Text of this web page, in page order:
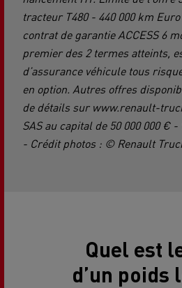
tracteur T480 - 440 000 km
contrat de garantie ACCESS 6
premier des 2 termes atteints,
d’assurance véhicule tous
en option. Autres offres
de détails sur www.renault-
SAS au capital de 50 000 000 € -
- Crédit photos : © Renault
Quel est
d’un poids